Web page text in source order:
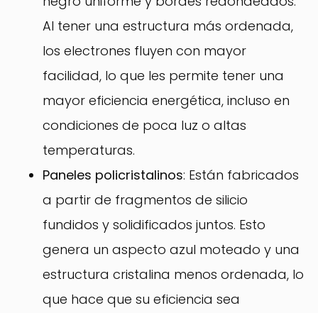
Al tener una estructura más ordenada,
los electrones fluyen con mayor
facilidad, lo que les permite tener una
mayor eficiencia energética, incluso en
condiciones de poca luz o altas
temperaturas.
Paneles policristalinos: Están fabricados
a partir de fragmentos de silicio
fundidos y solidificados juntos. Esto
genera un aspecto azul moteado y una
estructura cristalina menos ordenada, lo
que hace que su eficiencia sea